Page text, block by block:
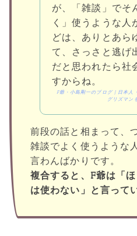
が、「雑談」でそ
く」使うような人
どは、ありとあら
て、さっさと逃げ
だと思われたら社
すからね。
F爺・小島剛一のブログ | 日本人
グリズマン
前段の話と相まって、
雑談でよく使うような
言わんばかりです。
複合すると、F爺は「
は使わない」と言って